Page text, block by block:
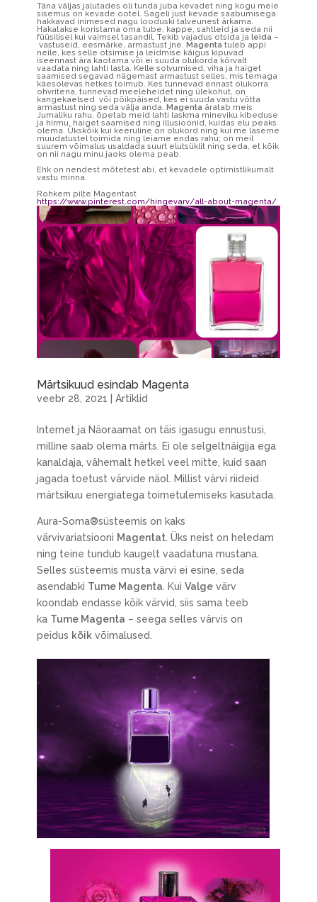
Täna väljas jalutades oli tunda juba kevadet ning kogu meie
sisemus on kevade ootel. Sageli just kevade saabumisega
hakkavad inimesed nagu looduski talveunest ärkama.
Hakatakse koristama oma tube, kappe, sahtleid ja seda nii
füüsilisel kui vaimsel tasandil. Tekib vajadus otsida ja leida –
vastuseid, eesmärke, armastust jne. Magentatuleb appi
neile, kes selle otsimise ja leidmise käigus kipuvad
iseennast ära kaotama või ei suuda olukorda kõrvalt
vaadata ning lahti lasta. Kelle solvumised, viha ja haiget
saamised segavad nägemast armastust selles, mis temaga
käesolevas hetkes toimub. Kes tunnevad ennast olukorra
ohvritena, tunnevad meeleheidet ning ülekohut, on
kangekaelsed või põikpäised, kes ei suuda vastu võtta
armastust ning seda välja anda. Magentaäratab meis
Jumaliku rahu, õpetab meid lahti laskma mineviku kibeduse
ja hirmu, haiget saamised ning illusioonid, kuidas elu peaks
olema. Ükskõik kui keeruline on olukord ning kui me laseme
muudatustel toimida ning leiame endas rahu; on meil
suurem võimalus usaldada suurt elutsüklit ning seda, et kõik
on nii nagu minu jaoks olema peab.
Ehk on nendest mõtetest abi, et kevadele optimistlikumalt
vastu minna.
Rohkem pilte Magentast
https://www.pinterest.com/hingevarv/all-about-magenta/
Märtsikuud esindab Magenta
veebr 28, 2021 | Artiklid
Internet ja Näoraamat on täis igasugu ennustusi,
milline saab olema märts. Ei ole selgeltnäigija ega
kanaldaja, vähemalt hetkel veel mitte, kuid saan
jagada toetust värvide näol. Millist värvi riideid
märtsikuu energiatega toimetulemiseks kasutada.
Aura-Soma®süsteemis on kaks
värvivariatsiooni Magentat. Üks neist on heledam
ning teine tundub kaugelt vaadatuna mustana.
Selles süsteemis musta värvi ei esine, seda
asendabki Tume Magenta . Kui Valgevärv
koondab endasse kõik värvid, siis sama teeb
ka Tume Magenta – seega selles värvis on
peidus kõikvõimalused.